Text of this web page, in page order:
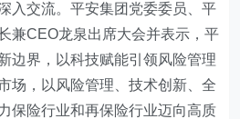
入交流。平安集团党委委员、平
兼CEO龙泉出席大会并表示，平
边界，以科技赋能引领风险管理
场，以风险管理、技术创新、全
保险行业和再保险行业迈向高质